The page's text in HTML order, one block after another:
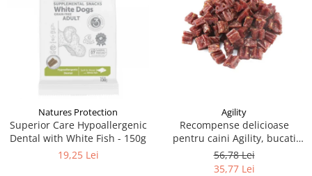
Natures Protection
Superior Care Hypoallergenic
Dental with White Fish - 150g
19,25 Lei
Agility
Recompense delicioase
pentru caini Agility, bucati
inimioara iepure, 500g
56,78 Lei
35,77 Lei